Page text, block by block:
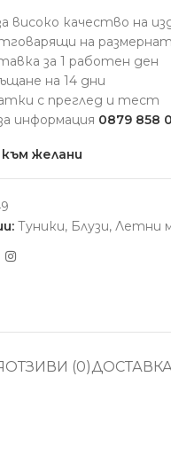
високо качество на
на
за 1 работен ден
на 14 дни
с преглед и тест
информация 0879 858
желани
Туники, Блузи, Летни
ОТЗИВИ (0)